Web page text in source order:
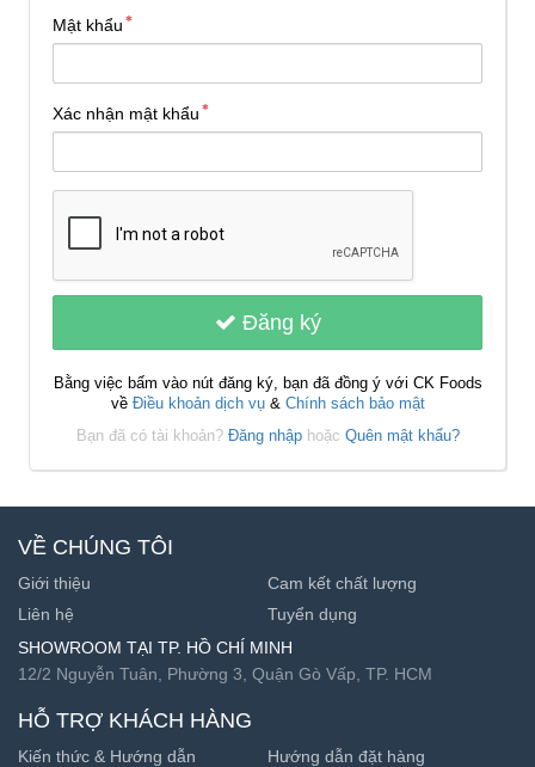
Mật khẩu
Xác nhận mật khẩu
Đăng ký
Bằng việc bấm vào nút đăng ký, bạn đã đồng ý với CK Foods
về Điều khoản dịch vụ& Chính sách bảo mật
Bạn đã có tài khoản? Đăng nhập hoặc Quên mật khẩu?
VỀ CHÚNG TÔI
Giới thiệu
Cam kết chất lượng
Liên hệ
Tuyển dụng
SHOWROOM TẠI TP. HỒ CHÍ MINH
12/2 Nguyễn Tuân, Phường 3, Quận Gò Vấp, TP. HCM
HỖ TRỢ KHÁCH HÀNG
Kiến thức & Hướng dẫn
Hướng dẫn đặt hàng